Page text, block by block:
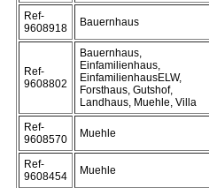
Ref-
9608918
Bauernhaus
Ref-
9608802
Bauernhaus,
Einfamilienhaus,
EinfamilienhausELW,
Forsthaus, Gutshof,
Landhaus, Muehle, Villa
Ref-
9608570
Muehle
Ref-
9608454
Muehle